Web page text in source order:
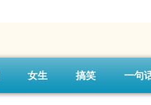
女生 搞笑 一句